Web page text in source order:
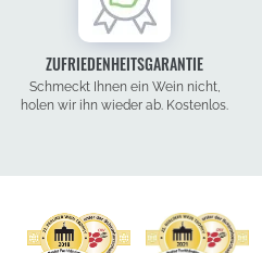
ZUFRIEDENHEITSGARANTIE
Schmeckt Ihnen ein Wein nicht,
holen wir ihn wieder ab. Kostenlos.